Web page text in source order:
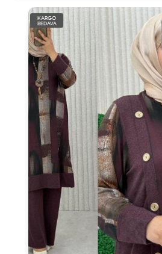
KARGO
BEDAVA